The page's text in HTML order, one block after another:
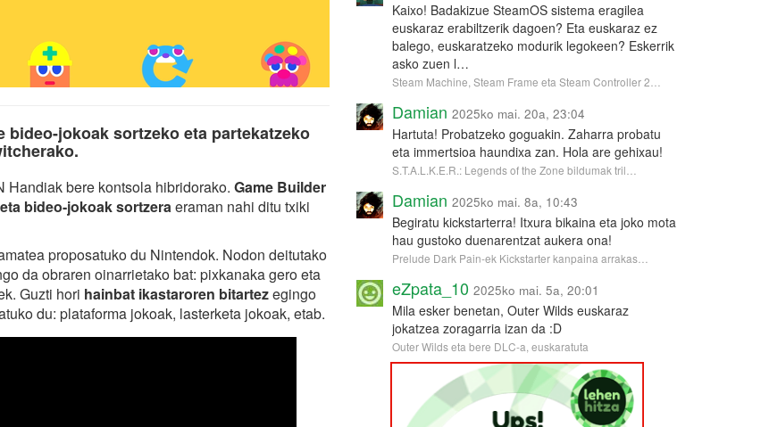
bideo-jokoak sortzeko eta partekatzeko
Handiak bere kontsola hibridorako. Game Builder
bideo-jokoak sortzeraeraman nahi ditu txiki
proposatuko du Nintendok. Nodon deitutako
da obraren oinarrietako bat: pixkanaka gero eta
Guzti hori hainbat ikastaroren bitartezegingo
du: plataforma jokoak, lasterketa jokoak, etab.
Kaixo! Badakizue SteamOS sistema eragilea
euskaraz erabiltzerik dagoen? Eta euskaraz ez
balego, euskaratzeko modurik legokeen? Eskerrik
asko zuen l…
Steam Machine, Steam Frame eta Steam Controller 2…
Damian 2025ko mai. 20a, 23:04
Hartuta! Probatzeko goguakin. Zaharra probatu
eta immertsioa haundixa zan. Hola are gehixau!
S.T.A.L.K.E.R.: Legends of the Zone bildumak tril…
Damian 2025ko mai. 8a, 10:43
Begiratu kickstarterra! Itxura bikaina eta joko mota
hau gustoko duenarentzat aukera ona!
Prelude Dark Pain-ek Kickstarter kanpaina arrakas…
eZpata_10 2025ko mai. 5a, 20:01
Mila esker benetan, Outer Wilds euskaraz
jokatzea zoragarria izan da :D
Outer Wilds eta bere DLC-a, euskaratuta